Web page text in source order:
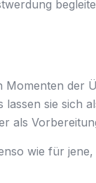
Momenten der
sie sich
als
wie für